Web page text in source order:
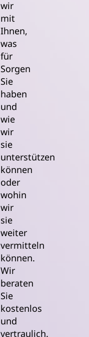
wir
mit
Ihnen,
was
für
Sorgen
Sie
haben
und
wie
wir
sie
unterstützen
können
oder
wohin
wir
sie
weiter
vermitteln
können.
Wir
beraten
Sie
kostenlos
und
vertraulich.